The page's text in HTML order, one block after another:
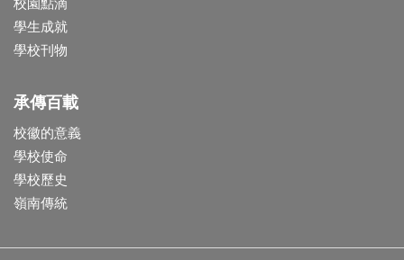
學生成就
學校刊物
承傳百載
校徽的意義
學校使命
學校歷史
嶺南傳統